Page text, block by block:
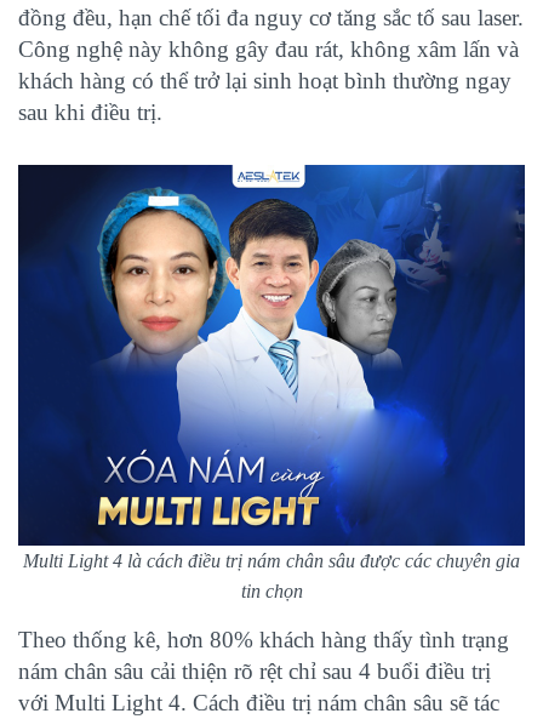
đồng đều, hạn chế tối đa nguy cơ tăng sắc tố sau laser.
Công nghệ này không gây đau rát, không xâm lấn và
khách hàng có thể trở lại sinh hoạt bình thường ngay
sau khi điều trị.
Multi Light 4 là cách điều trị nám chân sâu được các chuyên gia
tin chọn
Theo thống kê, hơn 80% khách hàng thấy tình trạng
nám chân sâu cải thiện rõ rệt chỉ sau 4 buổi điều trị
với Multi Light 4. Cách điều trị nám chân sâu sẽ tác